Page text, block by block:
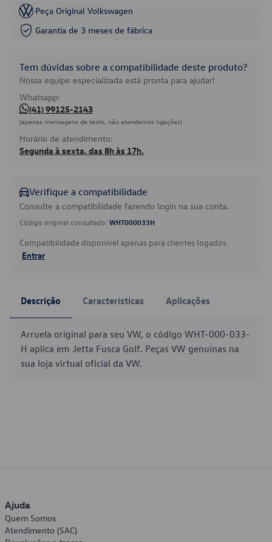
Peça Original Volkswagen
Garantia de 3 meses de fábrica
Tem dúvidas sobre a compatibilidade deste produto?
Nossa equipe especializada está pronta para ajudar!
Whatsapp:
(41) 99125-2143
(apenas mensagens de texto, não atendemos ligações)
Horário de atendimento:
Segunda à sexta, das 8h às 17h.
Verifique a compatibilidade
Consulte a compatibilidade fazendo login na sua conta.
Código original consultado: WHT000033H
Compatibilidade disponível apenas para clientes logados.
Entrar
Descrição Características Aplicações
Arruela original para seu VW, o código WHT-000-033-
H aplica em Jetta Fusca Golf. Peças VW genuínas na
sua loja virtual oficial da VW.
Ajuda
Quem Somos
Atendimento (SAC)